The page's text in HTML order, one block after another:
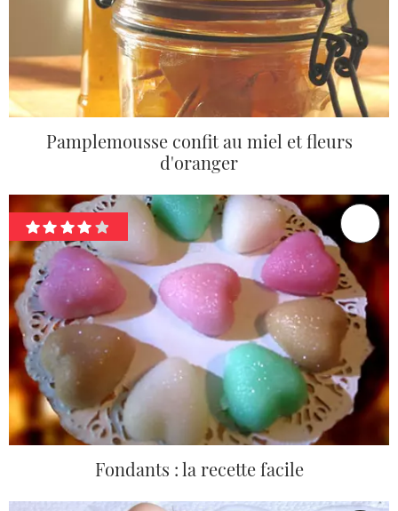
Pamplemousse confit au miel et fleurs
d'oranger
Fondants : la recette facile